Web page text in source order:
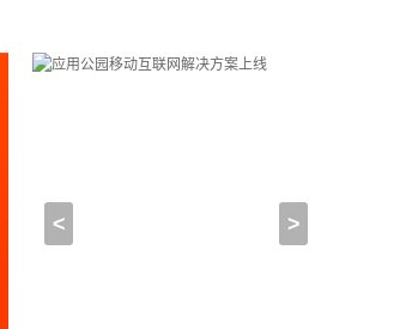
2021-03-30 19:00:00
< >